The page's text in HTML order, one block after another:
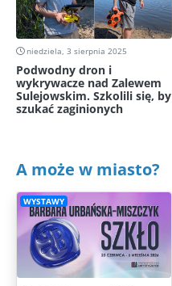
niedziela, 3 sierpnia 2025
Podwodny dron i
wykrywacze nad Zalewem
Sulejowskim. Szkolili się, by
szukać zaginionych
A może w miasto?
WYSTAWY